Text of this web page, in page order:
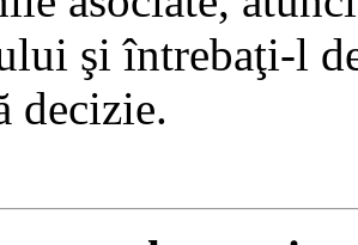
şi întrebaţi-l
decizie.